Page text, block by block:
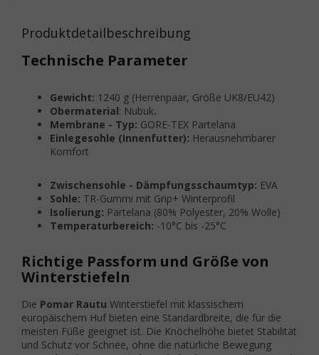
Produktdetailbeschreibung
Technische Parameter
Gewicht: 1240 g (Herrenpaar, Größe UK8/EU42)
Obermaterial: Nubuk.
Membrane - Typ: GORE-TEX Partelana
Einlegesohle (Innenfutter): Herausnehmbarer
Komfort
Zwischensohle - Dämpfungsschaumtyp: EVA
Sohle: TR-Gummi mit Grip+ Winterprofil
Isolierung: Partelana (80% Polyester, 20% Wolle)
Temperaturbereich: -10°C bis -25°C
Richtige Passform und Größe von
Winterstiefeln
Die Pomar Rautu Winterstiefel mit klassischem
europäischem Huf bieten eine Standardbreite, die für die
meisten Füße geeignet ist. Die Knöchelhöhe bietet Stabilität
und Schutz vor Schnee, ohne die natürliche Bewegung